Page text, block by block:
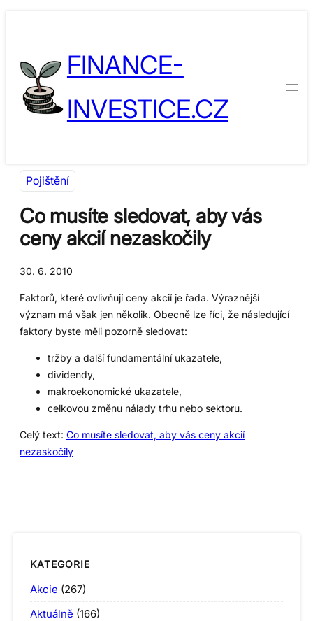
FINANCE-
INVESTICE.CZ
Pojištění
Co musíte sledovat, aby vás
ceny akcií nezaskočily
30. 6. 2010
Faktorů, které ovlivňují ceny akcií je řada. Výraznější
význam má však jen několik. Obecně lze říci, že následující
faktory byste měli pozorně sledovat:
tržby a další fundamentální ukazatele,
dividendy,
makroekonomické ukazatele,
celkovou změnu nálady trhu nebo sektoru.
Celý text: Co musíte sledovat, aby vás ceny akcií
nezaskočily
KATEGORIE
Akcie (267)
Aktuálně (166)